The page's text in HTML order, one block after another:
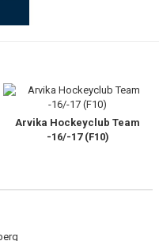
Arvika Hockeyclub Team
-16/-17 (F10)